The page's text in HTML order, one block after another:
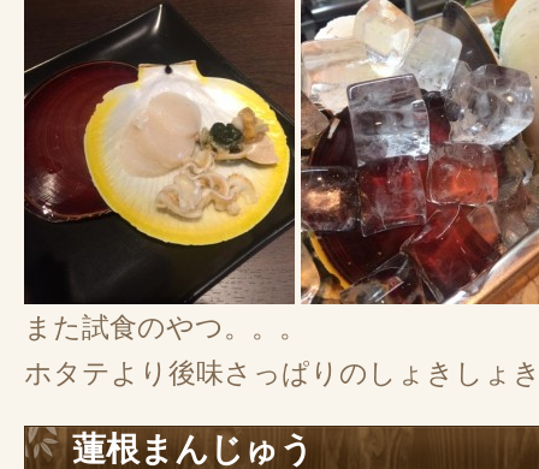
また試食のやつ。。。
ホタテより後味さっぱりのしょきしょ
蓮根まんじゅう